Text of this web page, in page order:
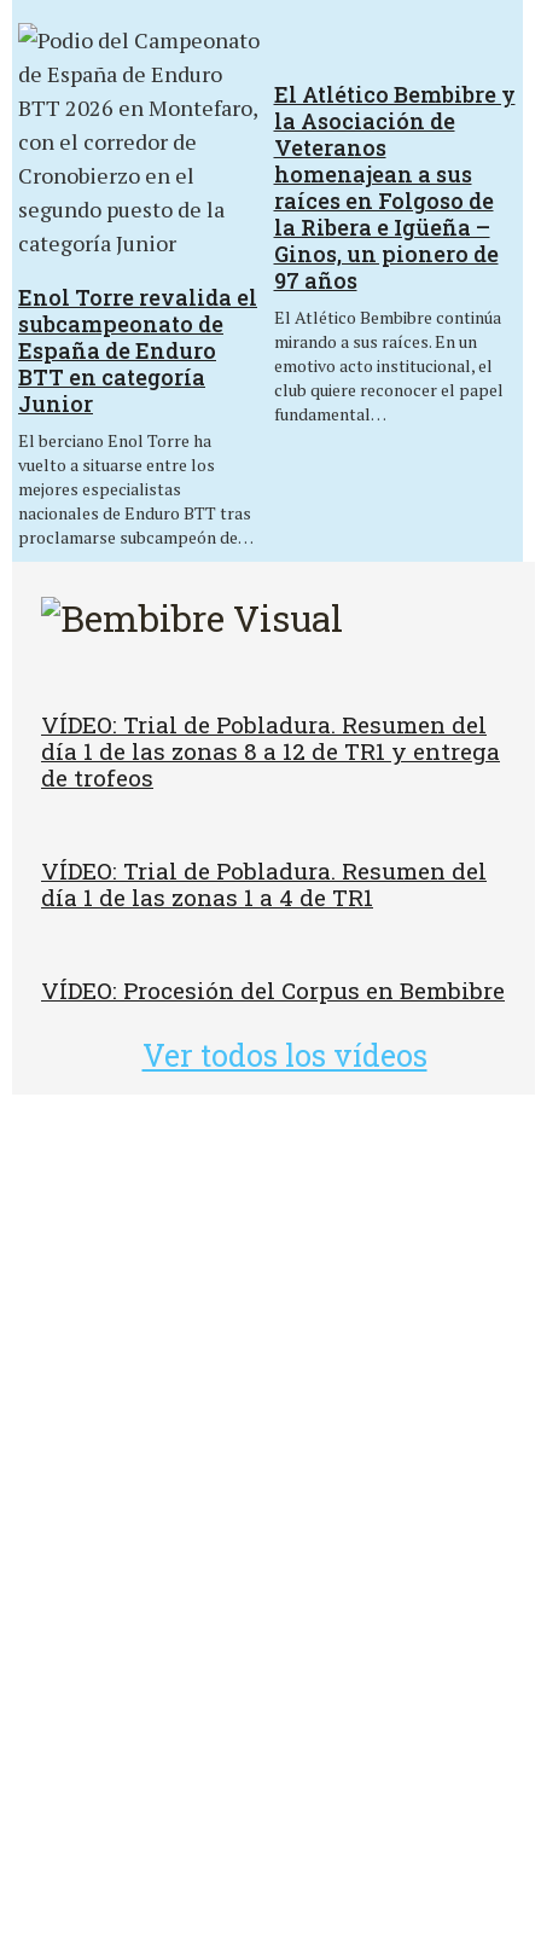
Enol Torre revalida el
subcampeonato de
España de Enduro
BTT en categoría
Junior
El berciano Enol Torre ha
vuelto a situarse entre los
mejores especialistas
nacionales de Enduro BTT tras
proclamarse subcampeón de…
El Atlético Bembibre y
la Asociación de
Veteranos
homenajean a sus
raíces en Folgoso de
la Ribera e Igüeña –
Ginos, un pionero de
97 años
El Atlético Bembibre continúa
mirando a sus raíces. En un
emotivo acto institucional, el
club quiere reconocer el papel
fundamental…
VÍDEO: Trial de Pobladura. Resumen del
día 1 de las zonas 8 a 12 de TR1 y entrega
de trofeos
VÍDEO: Trial de Pobladura. Resumen del
día 1 de las zonas 1 a 4 de TR1
VÍDEO: Procesión del Corpus en Bembibre
Ver todos los vídeos